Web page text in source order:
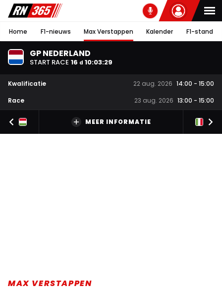
Home F1-nieuws Max Verstappen Kalender F1-stand
GP NEDERLAND
START RACE 16 d 10:03:28
Kwalificatie 22 aug. 2026 14:00 - 15:00
Race
23 aug. 2026 13:00 - 15:00
MEER INFORMATIE
MAX VERSTAPPEN